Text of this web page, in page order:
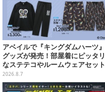
アベイルで『キングダムハーツ』
グッズが発売！部屋着にピッタリ
なステテコやルームウェアセット
2026.8.7